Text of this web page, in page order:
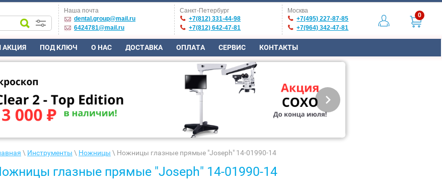
Наша почта
dental.group@mail.ru
6424781@mail.ru
Санкт-Петербург
+7(812) 331-44-98
+7(812) 642-47-81
Москва
+7(495) 227-87-85
+7(964) 342-47-81
0
АКЦИЯ ПОД КЛЮЧ О НАС ДОСТАВКА ОПЛАТА СЕРВИС КОНТАКТЫ
\ Инструменты \ Ножницы \ Ножницы глазные прямые "Joseph" 14-01990-14
глазные прямые "Joseph" 14-01990-14